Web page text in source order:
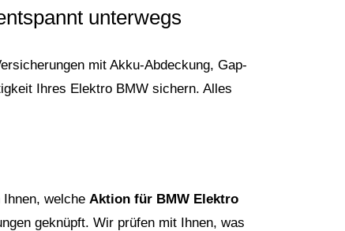
unterwegs
mit Akku-Abdeckung, Gap-
Ihres Elektro BMW sichern. Alles
welche Aktion für BMW Elektro
geknüpft. Wir prüfen mit Ihnen, was